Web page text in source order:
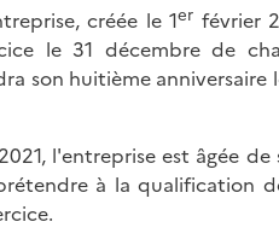
créée le 1er février
le 31 décembre de
son huitième anniversaire
l'entreprise est âgée de
à la qualification